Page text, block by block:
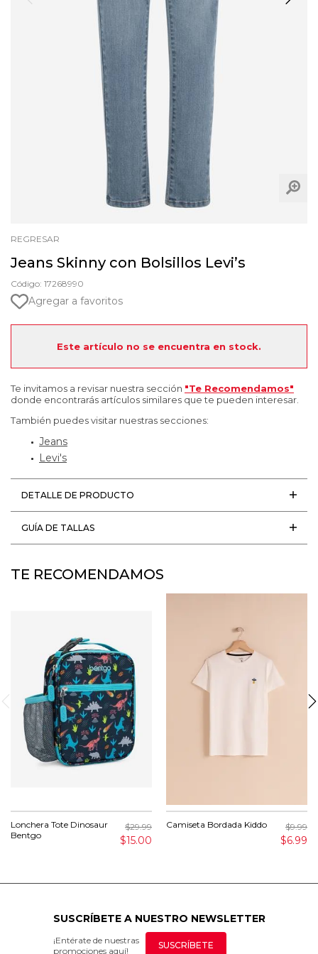
REGRESAR
Jeans Skinny con Bolsillos Levi’s
Código: 17268990
Agregar a favoritos
Este artículo no se encuentra en stock.
Te invitamos a revisar nuestra sección "Te Recomendamos"
donde encontrarás artículos similares que te pueden interesar.
También puedes visitar nuestras secciones:
Jeans
Levi's
DETALLE DE PRODUCTO
GUÍA DE TALLAS
TE RECOMENDAMOS
Lonchera Tote Dinosaur
Bentgo
$29.99
$15.00
Camiseta Bordada Kiddo $9.99
$6.99
SUSCRÍBETE A NUESTRO NEWSLETTER
¡Entérate de nuestras
promociones aquí!
SUSCRÍBETE